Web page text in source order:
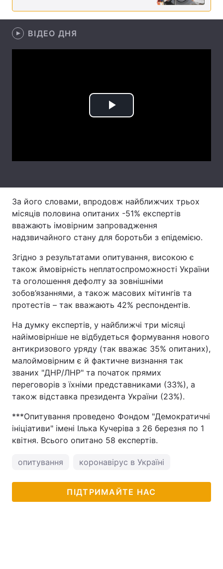
Тема оформлення
ВІДЕО ДНЯ
Play
За його словами, впродовж найближчих трьох
місяців половина опитаних -51% експертів
вважають імовірним запровадження
надзвичайного стану для боротьби з епідемією.
Згідно з результатами опитування, високою є
також ймовірність неплатоспроможності України
та оголошення дефолту за зовнішніми
зобов’язаннями, а також масових мітингів та
протестів – так вважають 42% респондентів.
На думку експертів, у найближчі три місяці
найімовірніше не відбудеться формування нового
антикризового уряду (так вважає 35% опитаних),
малоймовірним є й фактичне визнання так
званих "ДНР/ЛНР" та початок прямих
переговорів з їхніми представниками (33%), а
також відставка президента України (23%).
***Опитування проведено Фондом "Демократичні
ініціативи" імені Ілька Кучеріва з 26 березня по 1
квітня. Всього опитано 58 експертів.
опитування коронавірус в Україні
ПІДТРИМАЙТЕ НАС